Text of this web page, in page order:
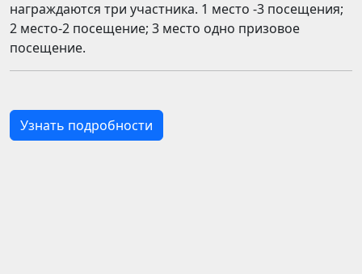
награждаются три участника. 1 место -3 посещения;
2 место-2 посещение; 3 место одно призовое
посещение.
Узнать подробности